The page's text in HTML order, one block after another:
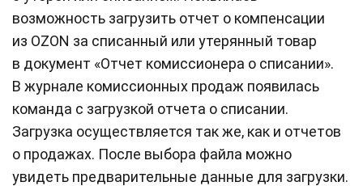
возможность загрузить отчет о компенсации
из OZON за списанный или утерянный товар
в документ «Отчет комиссионера о списании».
В журнале комиссионных продаж появилась
команда с загрузкой отчета о списании.
Загрузка осуществляется так же, как и отчетов
о продажах. После выбора файла можно
увидеть предварительные данные для загрузки.